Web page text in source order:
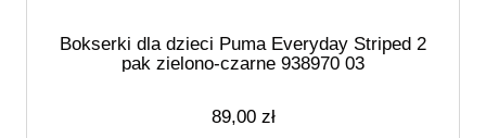
Bokserki dla dzieci Puma Everyday Striped 2
pak zielono-czarne 938970 03
89,00 zł